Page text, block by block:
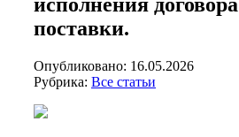
исполнения договора
поставки.
Опубликовано: 16.05.2026
Рубрика: Все статьи